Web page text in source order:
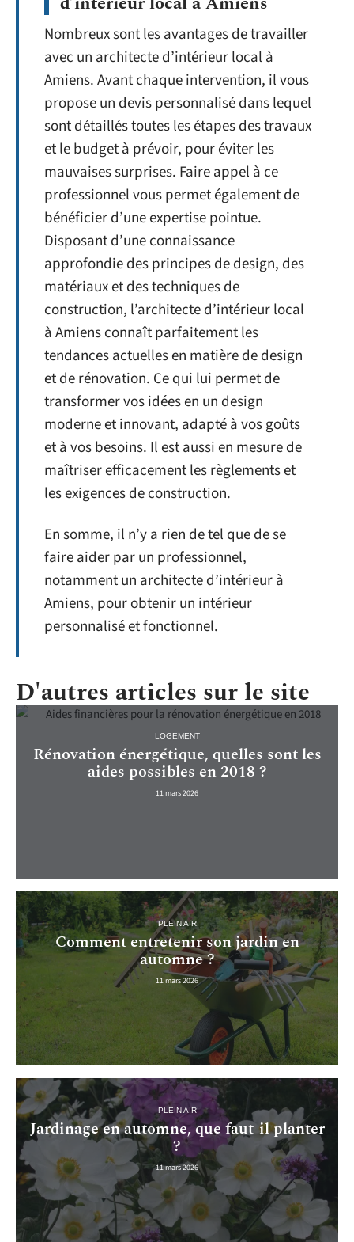
Nombreux sont les avantages de travailler
avec un architecte d’intérieur local à
Amiens. Avant chaque intervention, il vous
propose un devis personnalisé dans lequel
sont détaillés toutes les étapes des travaux
et le budget à prévoir, pour éviter les
mauvaises surprises. Faire appel à ce
professionnel vous permet également de
bénéficier d’une expertise pointue.
Disposant d’une connaissance
approfondie des principes de design, des
matériaux et des techniques de
construction, l’architecte d’intérieur local
à Amiens connaît parfaitement les
tendances actuelles en matière de design
et de rénovation. Ce qui lui permet de
transformer vos idées en un design
moderne et innovant, adapté à vos goûts
et à vos besoins. Il est aussi en mesure de
maîtriser efficacement les règlements et
les exigences de construction.
En somme, il n’y a rien de tel que de se
faire aider par un professionnel,
notamment un architecte d’intérieur à
Amiens, pour obtenir un intérieur
personnalisé et fonctionnel.
D'autres articles sur le site
LOGEMENT
Rénovation énergétique, quelles sont les
aides possibles en 2018 ?
11 mars 2026
PLEIN AIR
Comment entretenir son jardin en
automne ?
11 mars 2026
PLEIN AIR
Jardinage en automne, que faut-il planter
?
11 mars 2026